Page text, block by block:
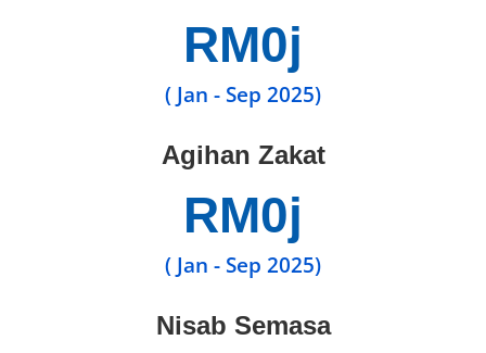
( Jan - Sep 2025)
RM0j
Agihan Zakat
( Jan - Sep 2025)
RM0j
Nisab Semasa